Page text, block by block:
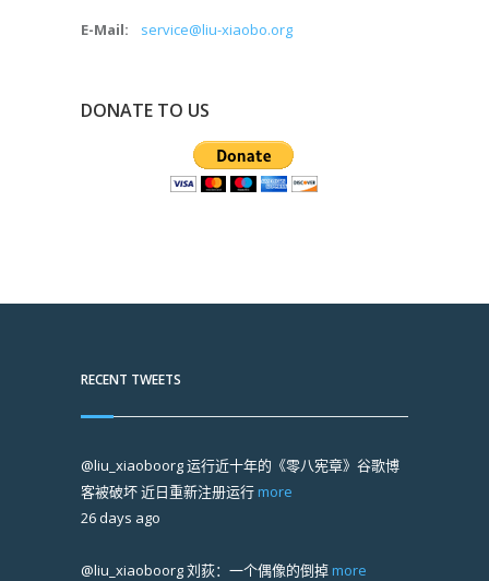
E-Mail: service@liu-xiaobo.org
DONATE TO US
RECENT TWEETS
@liu_xiaoboorg运行近十年的《零八宪章》谷歌博
客被破坏 近日重新注册运行 more
26 days ago
@liu_xiaoboorg刘荻：一个偶像的倒掉 more